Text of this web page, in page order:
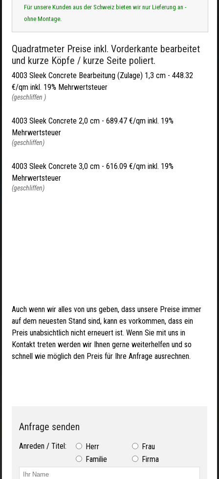
Für unsere Kunden aus der Schweiz bieten wir nur Lieferung an -
ohne Montage.
Quadratmeter Preise inkl. Vorderkante bearbeitet
und kurze Köpfe / kurze Seite poliert.
4003 Sleek Concrete Bearbeitung (Zulage) 1,3 cm - 448.32
€/qm inkl. 19% Mehrwertsteuer
(geschliffen )
4003 Sleek Concrete 2,0 cm - 689.47 €/qm inkl. 19%
Mehrwertsteuer
(geschliffen)
4003 Sleek Concrete 3,0 cm - 616.09 €/qm inkl. 19%
Mehrwertsteuer
(geschliffen)
Auch wenn wir alles von uns geben, dass unsere Preise immer
auf dem neuesten Stand sind, kann es vorkommen, dass ein
Preis unabsichtlich nicht erneuert ist. Wenn Sie mit uns in
Kontakt treten werden wir Ihnen gerne weiterhelfen und so
schnell wie möglich den Preis für Ihre Anfrage ausrechnen.
Anfrage senden
Anreden / Titel: Herr
Frau
Familie
Firma